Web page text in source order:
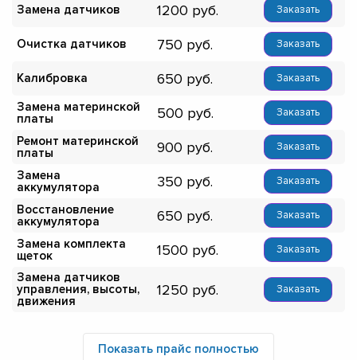
Замена датчиков 1200 Заказать
Очистка датчиков 750 Заказать
Калибровка 650 Заказать
Замена материнской
платы
500 Заказать
Ремонт материнской
платы
900 Заказать
Замена
аккумулятора
350 Заказать
Восстановление
аккумулятора
650 Заказать
Замена комплекта
щеток
1500 Заказать
Замена датчиков
управления, высоты,
движения
1250 Заказать
Показать прайс полностью